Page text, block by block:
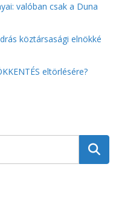
valóban csak a Duna
köztársasági elnökké
eltörlésére?